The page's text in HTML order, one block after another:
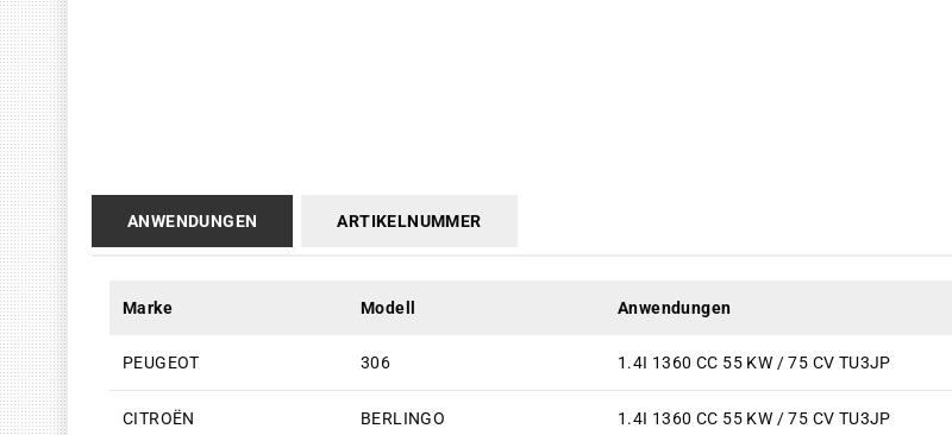
ANWENDUNGEN
Marke Modell Anwendungen
PEUGEOT 306 1.4I 1360 CC 55 KW / 75 CV TU3JP
CITROËN BERLINGO 1.4I 1360 CC 55 KW / 75 CV TU3JP
ARTIKELNUMMER